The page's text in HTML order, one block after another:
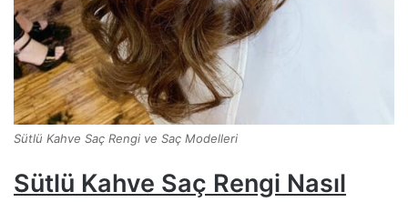
Sütlü Kahve Saç Rengi ve Saç Modelleri
Sütlü Kahve Saç Rengi Nasıl